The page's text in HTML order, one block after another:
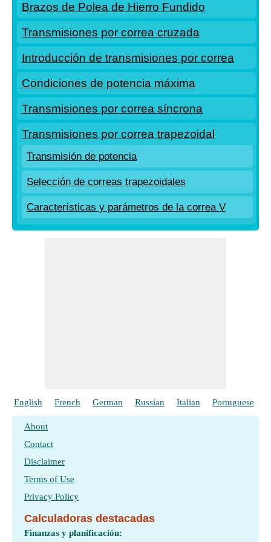
Brazos de Polea de Hierro Fundido
Transmisiones por correa cruzada
Introducción de transmisiones por correa
Condiciones de potencia máxima
Transmisiones por correa síncrona
Transmisiones por correa trapezoidal
Transmisión de potencia
Selección de correas trapezoidales
Características y parámetros de la correa V
English French German Russian Italian Portuguese
About
Contact
Disclaimer
Terms of Use
Privacy Policy
Calculadoras destacadas
Finanzas y planificación: